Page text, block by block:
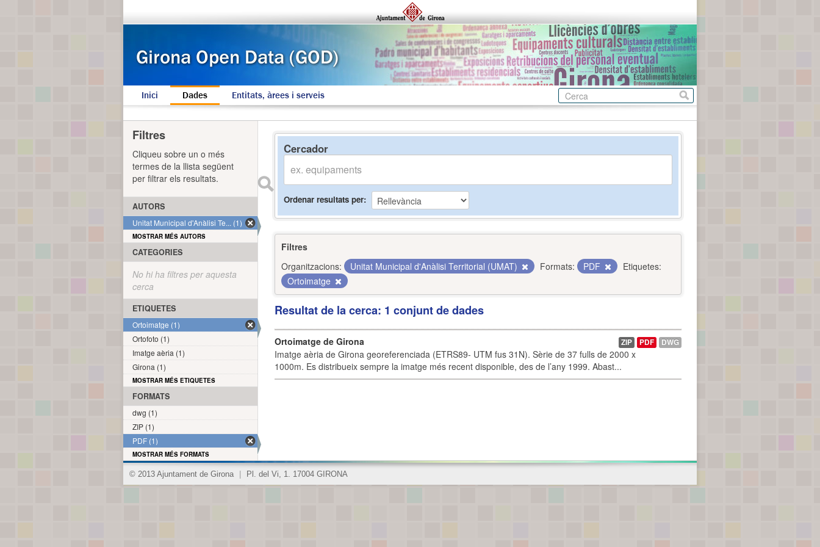
Inici Dades Entitats, àrees i serveis
Cercador
Ordenar resultats per
Filtres
Organitzacions:
Unitat Municipal d'Anàlisi Territorial (UMAT) Formats: PDF
Etiquetes:
Ortoimatge
Resultat de la cerca: 1 conjunt de dades
Ortoimatge de Girona
Imatge aèria de Girona georeferenciada (ETRS89- UTM fus 31N). Sèrie de 37 fulls de 2000 x
1000m. Es distribueix sempre la imatge més recent disponible, des de l’any 1999. Abast...
ZIP PDF DWG
Filtres
Cliqueu sobre un o més
termes de la llista següent
per filtrar els resultats.
AUTORS
Unitat Municipal d'Anàlisi Te... (1)
MOSTRAR MÉS AUTORS
CATEGORIES
No hi ha filtres per aquesta
cerca
ETIQUETES
Ortoimatge (1)
Ortofoto (1)
Imatge aèria (1)
Girona (1)
MOSTRAR MÉS ETIQUETES
FORMATS
dwg (1)
ZIP (1)
PDF (1)
MOSTRAR MÉS FORMATS
© 2013 Ajuntament de Girona Pl. del Vi, 1. 17004 GIRONA